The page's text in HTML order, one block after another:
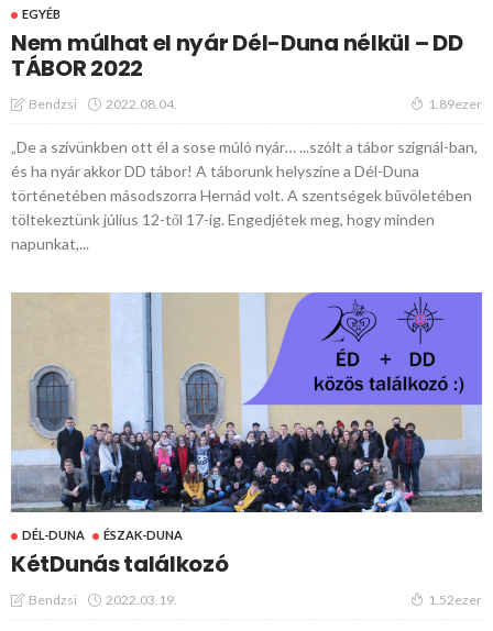
EGYÉB
Nem múlhat el nyár Dél-Duna nélkül – DD
TÁBOR 2022
Bendzsi 2022.08.04. 1.89ezer
„De a szívünkben ott él a sose múló nyár… ...szólt a tábor szignál-ban,
és ha nyár akkor DD tábor! A táborunk helyszíne a Dél-Duna
történetében másodszorra Hernád volt. A szentségek bűvöletében
töltekeztünk július 12-től 17-ig. Engedjétek meg, hogy minden
napunkat,...
DÉL-DUNA ÉSZAK-DUNA
KétDunás találkozó
Bendzsi 2022.03.19. 1.52ezer